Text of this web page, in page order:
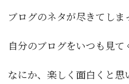
ブログのネタが尽きてしま
自分のブログをいつも見て
なにか、楽しく面白くと